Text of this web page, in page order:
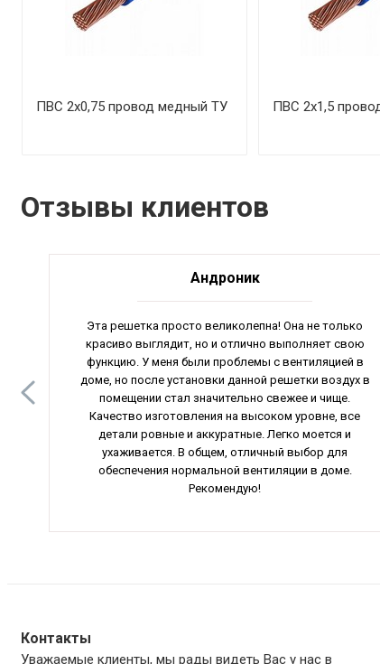
ПВС 2х0,75 провод медный ТУ ПВС 2х1,5
Отзывы клиентов
Андроник
Эта решетка просто великолепна! Она не только
красиво выглядит, но и отлично выполняет свою
функцию. У меня были проблемы с вентиляцией в
доме, но после установки данной решетки воздух в
помещении стал значительно свежее и чище.
Качество изготовления на высоком уровне, все
детали ровные и аккуратные. Легко моется и
ухаживается. В общем, отличный выбор для
обеспечения нормальной вентиляции в доме.
Рекомендую!
Контакты
Уважаемые клиенты, мы рады видеть Вас у нас в